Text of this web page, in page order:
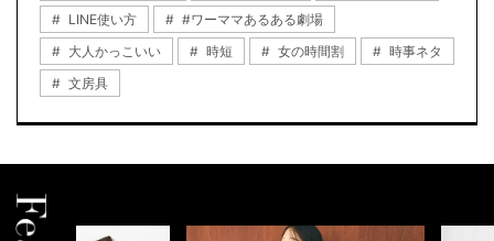
LINE使い方
#ワーママあるある劇場
大人かっこいい
時短 女の時間割
時事ネタ
文房具